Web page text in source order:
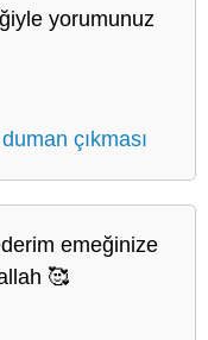
yorumunuz
çıkması
emeğinize
🥰